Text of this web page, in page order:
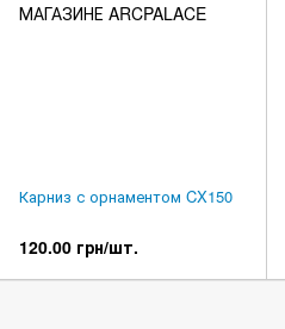
Карниз с орнаментом CX150
120.00 грн/шт.